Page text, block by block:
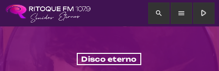
search menu play_arrow
Disco eterno